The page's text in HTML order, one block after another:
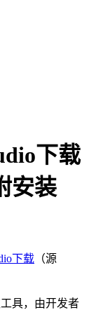
下载
安装
下载 （源
具，由开发者